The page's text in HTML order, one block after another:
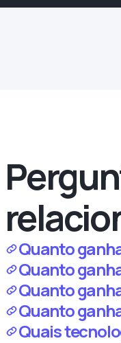
Quanto
Quanto
Quanto
Quanto
Quais